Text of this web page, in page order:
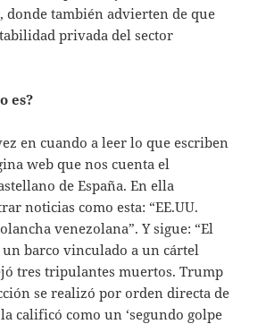
donde también advierten de que
privada del sector
es?
en cuando a leer lo que escriben
web que nos cuenta el
de España. En ella
noticias como esta: “EE.UU.
venezolana”. Y sigue: “El
barco vinculado a un cártel
tres tripulantes muertos. Trump
se realizó por orden directa de
calificó como un ‘segundo golpe